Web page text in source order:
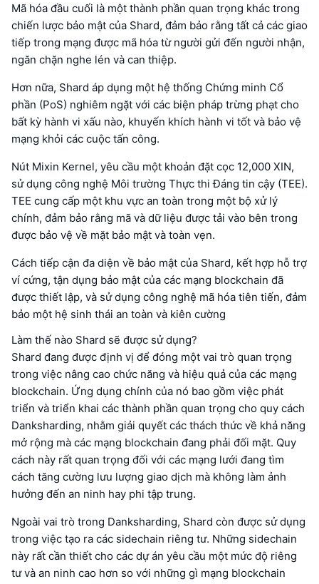
Mã hóa đầu cuối là một thành phần quan trọng khác trong
chiến lược bảo mật của Shard, đảm bảo rằng tất cả các giao
tiếp trong mạng được mã hóa từ người gửi đến người nhận,
ngăn chặn nghe lén và can thiệp.
Hơn nữa, Shard áp dụng một hệ thống Chứng minh Cổ
phần (PoS) nghiêm ngặt với các biện pháp trừng phạt cho
bất kỳ hành vi xấu nào, khuyến khích hành vi tốt và bảo vệ
mạng khỏi các cuộc tấn công.
Nút Mixin Kernel, yêu cầu một khoản đặt cọc 12,000 XIN,
sử dụng công nghệ Môi trường Thực thi Đáng tin cậy (TEE).
TEE cung cấp một khu vực an toàn trong một bộ xử lý
chính, đảm bảo rằng mã và dữ liệu được tải vào bên trong
được bảo vệ về mặt bảo mật và toàn vẹn.
Cách tiếp cận đa diện về bảo mật của Shard, kết hợp hỗ trợ
ví cứng, tận dụng bảo mật của các mạng blockchain đã
được thiết lập, và sử dụng công nghệ mã hóa tiên tiến, đảm
bảo một hệ sinh thái an toàn và kiên cường
Làm thế nào Shard sẽ được sử dụng?
Shard đang được định vị để đóng một vai trò quan trọng
trong việc nâng cao chức năng và hiệu quả của các mạng
blockchain. Ứng dụng chính của nó bao gồm việc phát
triển và triển khai các thành phần quan trọng cho quy cách
Danksharding, nhằm giải quyết các thách thức về khả năng
mở rộng mà các mạng blockchain đang phải đối mặt. Quy
cách này rất quan trọng đối với các mạng lưới đang tìm
cách tăng cường lưu lượng giao dịch mà không làm ảnh
hưởng đến an ninh hay phi tập trung.
Ngoài vai trò trong Danksharding, Shard còn được sử dụng
trong việc tạo ra các sidechain riêng tư. Những sidechain
này rất cần thiết cho các dự án yêu cầu một mức độ riêng
tư và an ninh cao hơn so với những gì mạng blockchain